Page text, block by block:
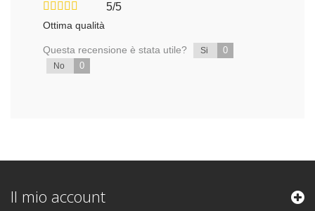
5/5
Ottima qualità
Questa recensione è stata utile? Si 0
No 0
Il mio account